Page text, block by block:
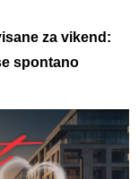
za vikend:
spontano